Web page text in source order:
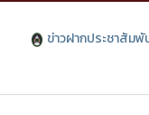
ข่าวฝากประชาสัมพั